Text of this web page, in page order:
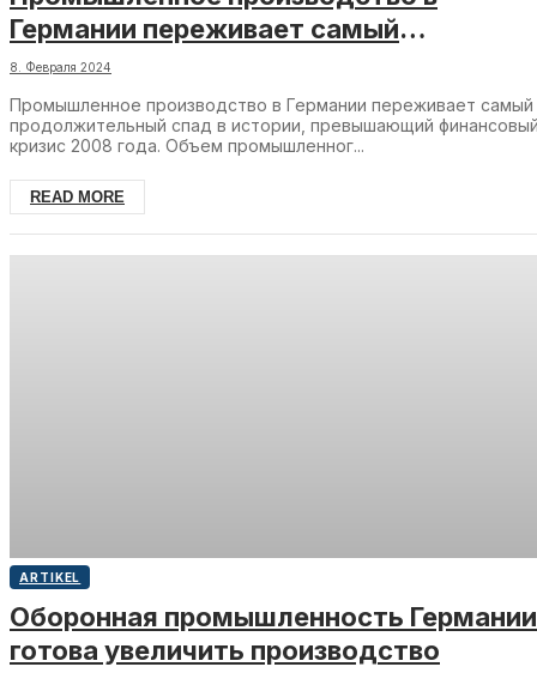
Германии переживает самый
продолжительный спад в истории
8. Февраля 2024
Промышленное производство в Германии переживает самый
продолжительный спад в истории, превышающий
кризис 2008 года. Объем промышленног...
READ MORE
ARTIKEL
Оборонная промышленность Германии
готова увеличить производство